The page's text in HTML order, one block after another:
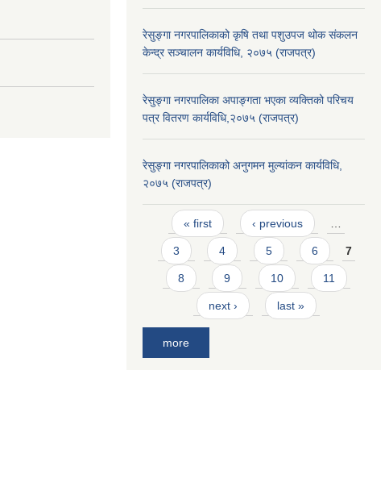
रेसुङ्गा नगरपालिकाको कृषि तथा पशुउपज थोक संकलन
केन्द्र सञ्चालन कार्यविधि, २०७५ (राजपत्र)
रेसुङ्गा नगरपालिका अपाङ्गता भएका व्यक्तिको परिचय
पत्र वितरण कार्यविधि,२०७५ (राजपत्र)
रेसुङ्गा नगरपालिकाको अनुगमन मुल्यांकन कार्यविधि,
२०७५ (राजपत्र)
Pages
« first ‹ previous
3 4 5 6 7
8 9 10 11
next › last »
more